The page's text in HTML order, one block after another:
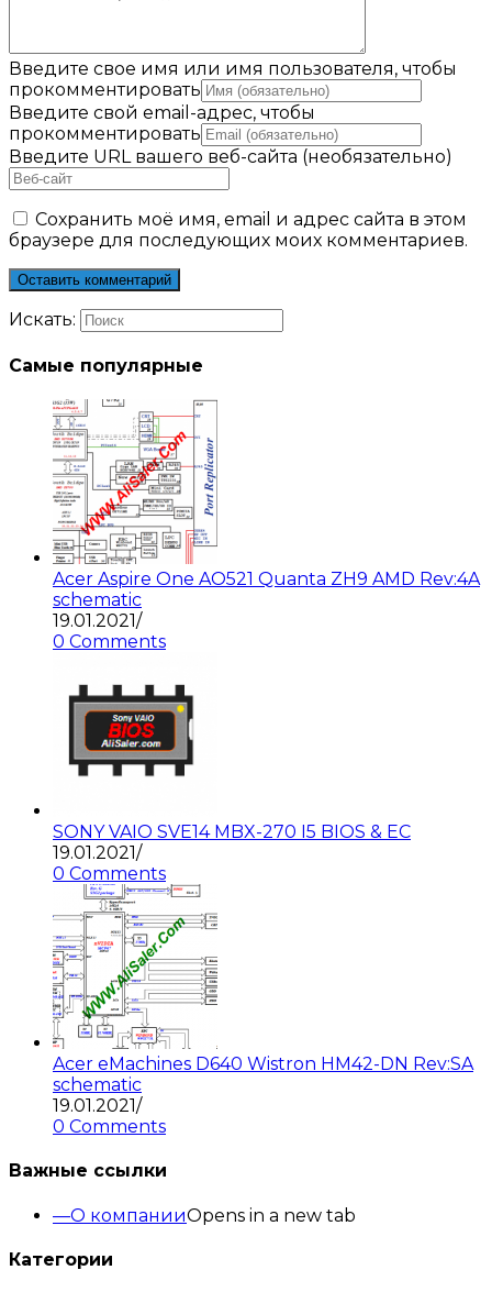
Введите свое имя или имя пользователя, чтобы
прокомментировать
Введите свой email-адрес, чтобы
прокомментировать
Введите URL вашего веб-сайта (необязательно)
Сохранить моё имя, email и адрес сайта в этом
браузере для последующих моих комментариев.
Искать:
Самые популярные
Acer Aspire One AO521 Quanta ZH9 AMD Rev:4A
schematic
19.01.2021/
0 Comments
SONY VAIO SVE14 MBX-270 I5 BIOS & EC
19.01.2021/
0 Comments
Acer eMachines D640 Wistron HM42-DN Rev:SA
schematic
19.01.2021/
0 Comments
Важные ссылки
О компанииOpens in a new tab
Категории